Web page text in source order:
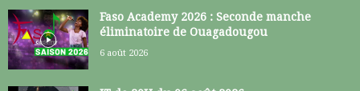
Faso Academy 2026 : Seconde manche
éliminatoire de Ouagadougou
6 août 2026